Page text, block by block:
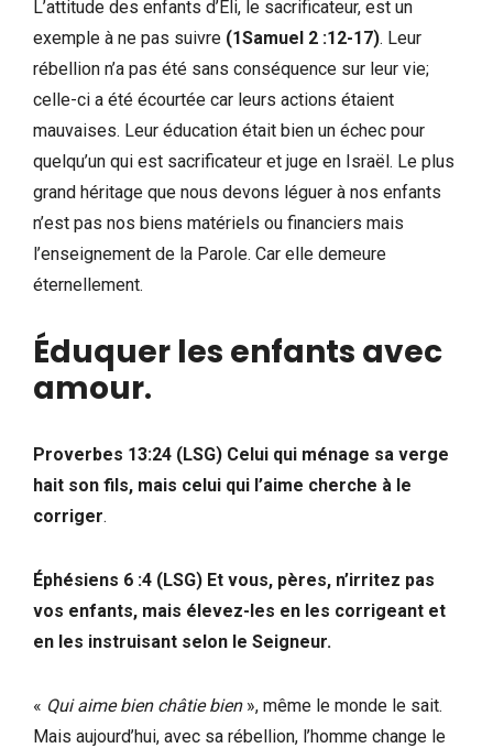
L’attitude des enfants d’Eli, le sacrificateur, est un
exemple à ne pas suivre (1Samuel 2 :12-17). Leur
rébellion n’a pas été sans conséquence sur leur vie;
celle-ci a été écourtée car leurs actions étaient
mauvaises. Leur éducation était bien un échec pour
quelqu’un qui est sacrificateur et juge en Israël. Le plus
grand héritage que nous devons léguer à nos enfants
n’est pas nos biens matériels ou financiers mais
l’enseignement de la Parole. Car elle demeure
éternellement.
Éduquer les enfants avec
amour.
Proverbes 13:24 (LSG) Celui qui ménage sa verge
hait son fils, mais celui qui l’aime cherche à le
corriger.
Éphésiens 6 :4 (LSG) Et vous, pères, n’irritez pas
vos enfants, mais élevez-les en les corrigeant et
en les instruisant selon le Seigneur.
« Qui aime bien châtie bien», même le monde le sait.
Mais aujourd’hui, avec sa rébellion, l’homme change le